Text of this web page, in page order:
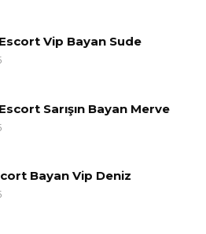
Vip Bayan Sude
Sarışın Bayan Merve
Bayan Vip Deniz